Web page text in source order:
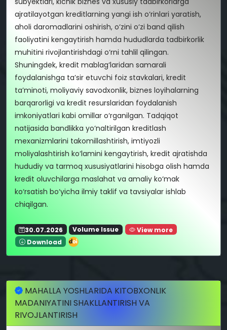
ajratilayotgan kreditlarning yangi ish o‘rinlari yaratish,
aholi daromadlarini oshirish, o‘zini o‘zi band qilish
faoliyatini kengaytirish hamda hududlarda tadbirkorlik
muhitini rivojlantirishdagi o‘rni tahlil qilingan.
Shuningdek, kredit mablag‘laridan samarali
foydalanishga ta’sir etuvchi foiz stavkalari, kredit
ta’minoti, moliyaviy savodxonlik, biznes loyihalarning
barqarorligi va kredit resurslaridan foydalanish
imkoniyatlari kabi omillar o‘rganilgan. Tadqiqot
natijasida bandlikka yo‘naltirilgan kreditlash
mexanizmlarini takomillashtirish, imtiyozli
moliyalashtirish ko‘lamini kengaytirish, kredit ajratishda
hududiy va tarmoq xususiyatlarini hisobga olish hamda
kredit oluvchilarga maslahat va amaliy ko‘mak
ko‘rsatish bo‘yicha ilmiy taklif va tavsiyalar ishlab
chiqilgan.
30.07.2026 Volume Issue
View more
Download
MAHALLA YOSHLARIDA KITOBXONLIK
MADANIYATINI SHAKLLANTIRISH VA
RIVOJLANTIRISH